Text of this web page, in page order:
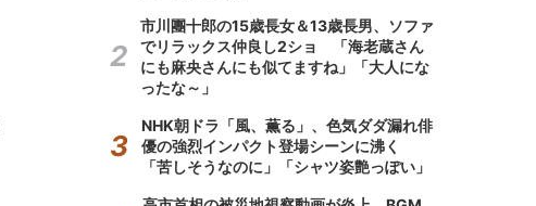
市川團十郎の15歳長女＆13歳長男、ソファ
でリラックス仲良し2ショ 「海老蔵さん
にも麻央さんにも似てますね」「大人にな
ったな～」
NHK朝ドラ「風、薫る」、色気ダダ漏れ俳
優の強烈インパクト登場シーンに沸く
「苦しそうなのに」「シャツ姿艶っぽい」